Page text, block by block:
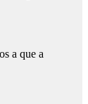
a que a